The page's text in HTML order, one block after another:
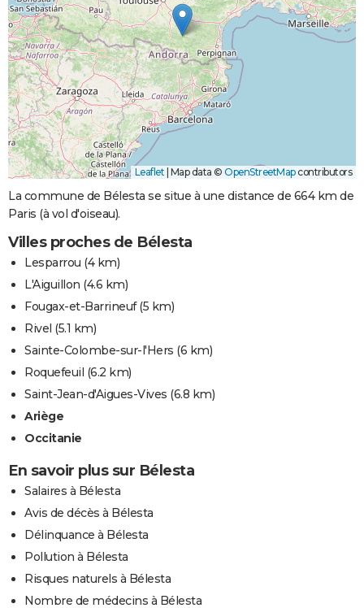
Leaflet Map data © OpenStreetMapcontributors
La commune de Bélesta se situe à une distance de 664 km de
Paris (à vol d'oiseau).
Villes proches de Bélesta
Lesparrou (4 km)
L'Aiguillon (4.6 km)
Fougax-et-Barrineuf(5 km)
Rivel (5.1 km)
Sainte-Colombe-sur-l'Hers (6 km)
Roquefeuil (6.2 km)
Saint-Jean-d'Aigues-Vives (6.8 km)
Ariège
Occitanie
En savoir plus sur Bélesta
Salaires à Bélesta
Avis de décès à Bélesta
Délinquance à Bélesta
Pollution à Bélesta
Risques naturels à Bélesta
Nombre de médecins à Bélesta